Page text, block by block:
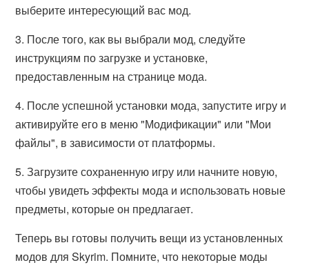
выберите интересующий вас мод.
3. После того, как вы выбрали мод, следуйте
инструкциям по загрузке и установке,
предоставленным на странице мода.
4. После успешной установки мода, запустите игру и
активируйте его в меню "Модификации" или "Мои
файлы", в зависимости от платформы.
5. Загрузите сохраненную игру или начните новую,
чтобы увидеть эффекты мода и использовать новые
предметы, которые он предлагает.
Теперь вы готовы получить вещи из установленных
модов для Skyrim. Помните, что некоторые моды